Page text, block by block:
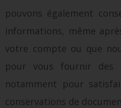
pouvons également
informations, même
votre compte ou que
pour vous fournir des
notamment pour
conservations de